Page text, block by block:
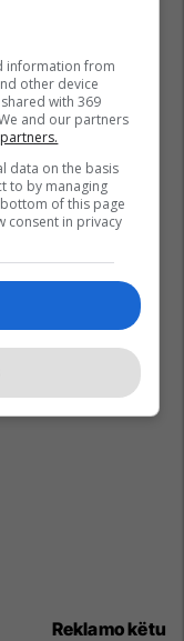
Reklamo këtu
information from
other device
with 369
and our partners
data on the basis
to by managing
of this page
consent in privacy